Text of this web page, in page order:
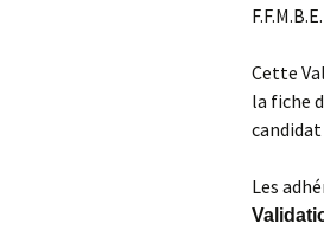
Cette
la fiche
candidat
Les